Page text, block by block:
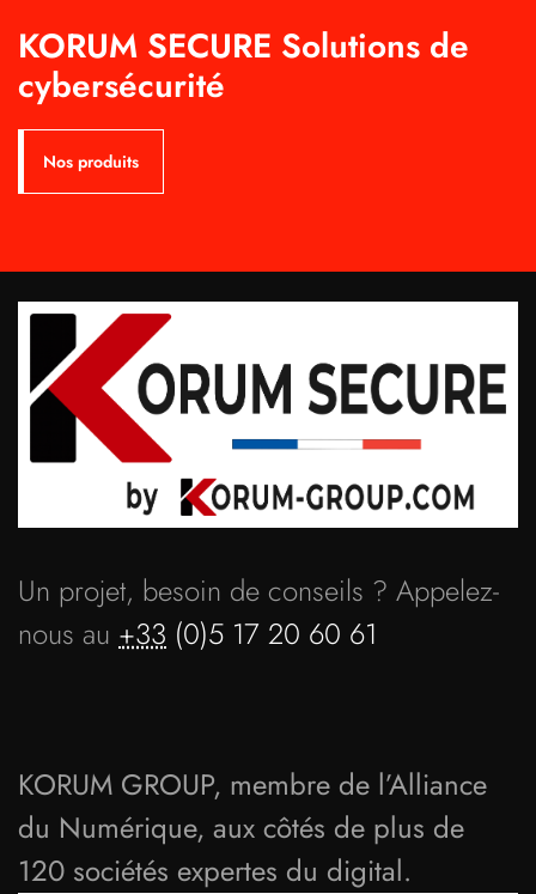
KORUM SECURE Solutions de
cybersécurité
Nos produits
Un projet, besoin de conseils ? Appelez-
nous au +33 (0)5 17 20 60 61
KORUM GROUP, membre de l’Alliance
du Numérique, aux côtés de plus de
120 sociétés expertes du digital.